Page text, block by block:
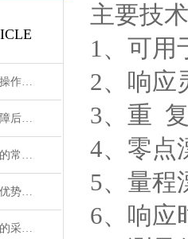
红外线氨气分析仪的规范操作方法分享
红外线氨气分析仪出现故障后的相应解决方法分享
不分光红外线气体分析仪的常见故障解决方法分享
红外线氨气分析仪的主要优势特点分享
不分光红外线气体分析仪的采样方法介绍
主要技
1、可用
2、响应
3、重
4、零点
5、量程
6、响应